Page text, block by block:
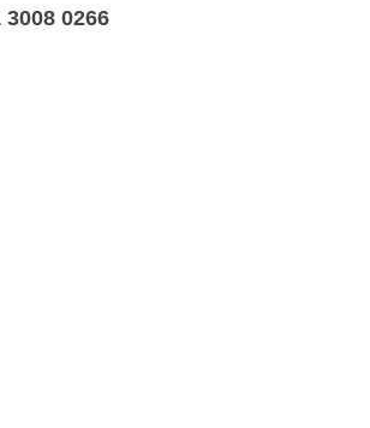
0266